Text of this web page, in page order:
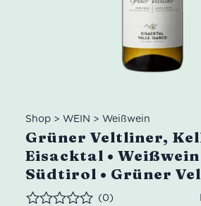
Shop> WEIN > Weißwein
Grüner Veltliner,
Eisacktal • Weißwein
Südtirol • Grüner
(0)